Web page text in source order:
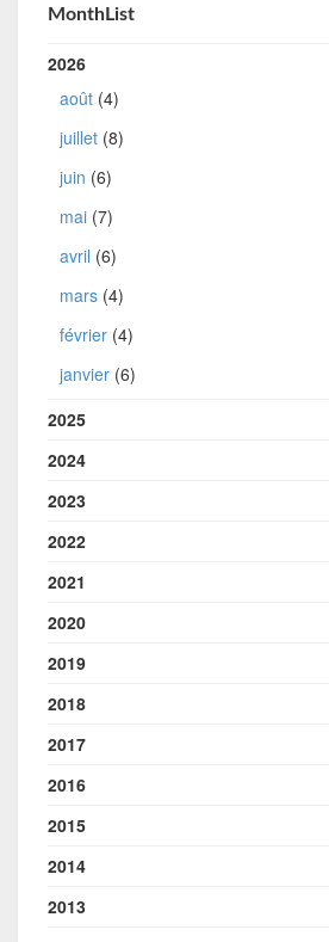
MonthList
2026
août (4)
juillet (8)
juin (6)
mai (7)
avril (6)
mars (4)
février (4)
janvier (6)
2025
2024
2023
2022
2021
2020
2019
2018
2017
2016
2015
2014
2013